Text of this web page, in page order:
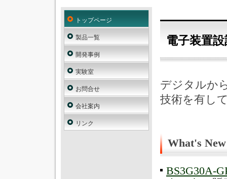
トップページ
製品一覧
開発事例
実験室
お問合せ
会社案内
リンク
電子装置
デジタルか
技術を有し
What's New
BS3G30A-